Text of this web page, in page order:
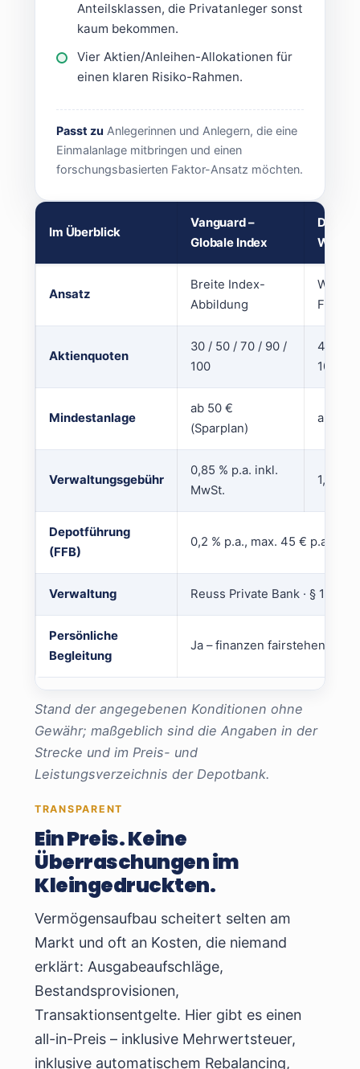
Anteilsklassen, die Privatanleger sonst
kaum bekommen.
Vier Aktien/Anleihen-Allokationen für
einen klaren Risiko-Rahmen.
Passt zu Anlegerinnen und Anlegern, die eine
Einmalanlage mitbringen und einen
forschungsbasierten Faktor-Ansatz möchten.
Im Überblick
Vanguard –
Globale Index
Wealth
Ansatz
Breite Index-
Abbildung
Aktienquoten
30 / 50 / 70 / 90 /
100
40/60
100/0
Mindestanlage
ab 50 €
(Sparplan)
ab
Verwaltungsgebühr
0,85 % p.a. inkl.
MwSt.
1,00 %
Depotführung
(FFB)
0,2 % p.a., max. 45 € p.a.
Verwaltung Reuss Private Bank · § 15
Persönliche
Begleitung
Ja – finanzen fairstehen,
Stand der angegebenen Konditionen ohne
Gewähr; maßgeblich sind die Angaben in der
Strecke und im Preis- und
Leistungsverzeichnis der Depotbank.
TRANSPARENT
Ein Preis. Keine
Überraschungen im
Kleingedruckten.
Vermögensaufbau scheitert selten am
Markt und oft an Kosten, die niemand
erklärt: Ausgabeaufschläge,
Bestandsprovisionen,
Transaktionsentgelte. Hier gibt es einen
all-in-Preis – inklusive Mehrwertsteuer,
inklusive automatischem Rebalancing,